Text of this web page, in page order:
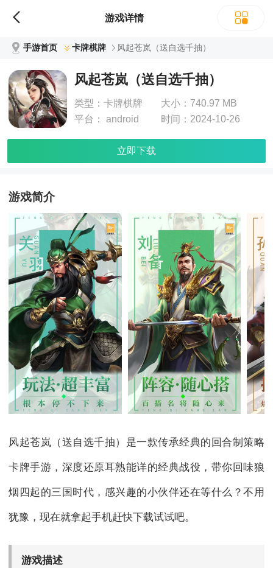
游戏详情
手游首页 卡牌棋牌 风起苍岚（送自选千抽）
风起苍岚（送自选千抽）
类型： 卡牌棋牌 大小： 740.97 MB
平台：
android 时间： 2024-10-26
立即下载
游戏简介
风起苍岚（送自选千抽）是一款传承经典的回合制策略
卡牌手游，深度还原耳熟能详的经典战役，带你回味狼
烟四起的三国时代，感兴趣的小伙伴还在等什么？不用
犹豫，现在就拿起手机赶快下载试试吧。
游戏描述